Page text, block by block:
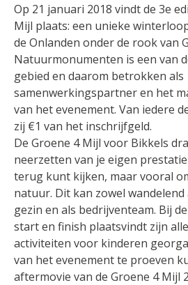
Op 21 januari 2018 vindt de 3e
Mijl plaats: een unieke
de Onlanden onder de rook van
Natuurmonumenten is een van
gebied en daarom betrokken als
samenwerkingspartner en het
van het evenement. Van iedere
zij €1 van het inschrijfgeld.
De Groene 4 Mijl voor Bikkels
neerzetten van je eigen
terug kunt kijken, maar vooral
natuur. Dit kan zowel
gezin en als bedrijventeam. Bij
start en finish plaatsvindt zijn
activiteiten voor kinderen
van het evenement te proeven
aftermovie van de Groene 4 Mijl